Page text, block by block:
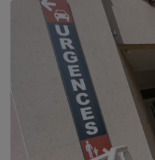
EMISSIONS
EQUIPES
INFO CONCERT
PUBLICITÉS